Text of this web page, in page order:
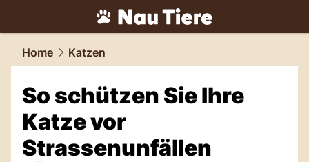
tiere.NAU.ch
Home Katzen
So schützen Sie Ihre
Katze vor
Strassenunfällen